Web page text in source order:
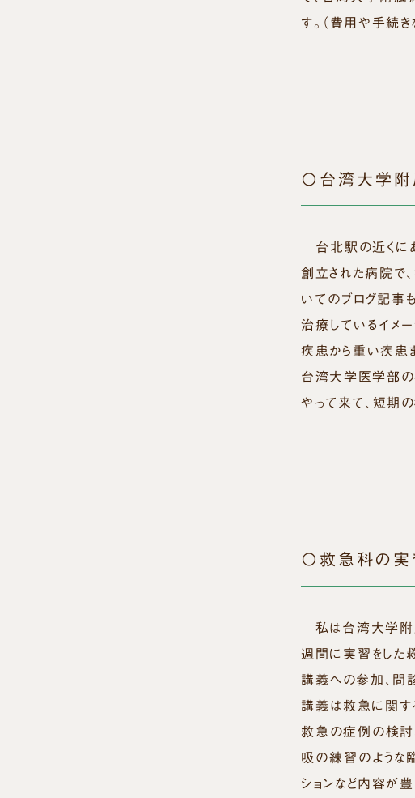
す。（費用や手続
〇台湾大学
台北駅の近くにあ
創立された病院で
いてのブログ記事
治療しているイメ
疾患から重い疾患
台湾大学医学部の
やって来て、短期
〇救急科の実
私は台湾大学附
週間に実習をした
講義への参加、問
講義は救急に関す
救急の症例の検討
吸の練習のような
ションなど内容が